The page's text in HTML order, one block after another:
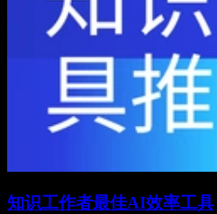
知识工作者最佳AI效率工具